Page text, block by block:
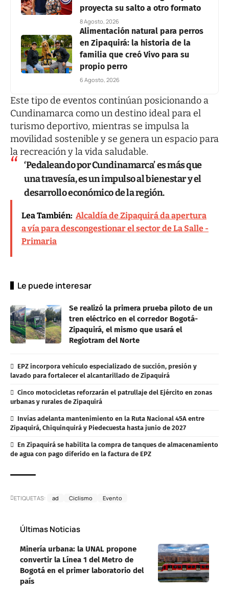
proyecta su salto a otro formato
8 Agosto, 2026
Alimentación natural para perros
en Zipaquirá: la historia de la
familia que creó Vivo para su
propio perro
6 Agosto, 2026
Este tipo de eventos continúan posicionando a
Cundinamarca como un destino ideal para el
turismo deportivo, mientras se impulsa la
movilidad sostenible y se genera un espacio para
la recreación y la vida saludable.
‘Pedaleando por Cundinamarca’ es más que
una travesía, es un impulso al bienestar y el
desarrollo económico de la región.
Lea También: Alcaldía de Zipaquirá da apertura
a vía para descongestionar el sector de La Salle -
Primaria
Le puede interesar
Se realizó la primera prueba piloto de un
tren eléctrico en el corredor Bogotá-
Zipaquirá, el mismo que usará el
Regiotram del Norte
EPZ incorpora vehículo especializado de succión, presión y
lavado para fortalecer el alcantarillado de Zipaquirá
Cinco motocicletas reforzarán el patrullaje del Ejército en zonas
urbanas y rurales de Zipaquirá
Invías adelanta mantenimiento en la Ruta Nacional 45A entre
Zipaquirá, Chiquinquirá y Piedecuesta hasta junio de 2027
En Zipaquirá se habilita la compra de tanques de almacenamiento
de agua con pago diferido en la factura de EPZ
ETIQUETAS: ad Ciclismo Evento
Últimas Noticias
Minería urbana: la UNAL propone
convertir la Línea 1 del Metro de
Bogotá en el primer laboratorio del
país